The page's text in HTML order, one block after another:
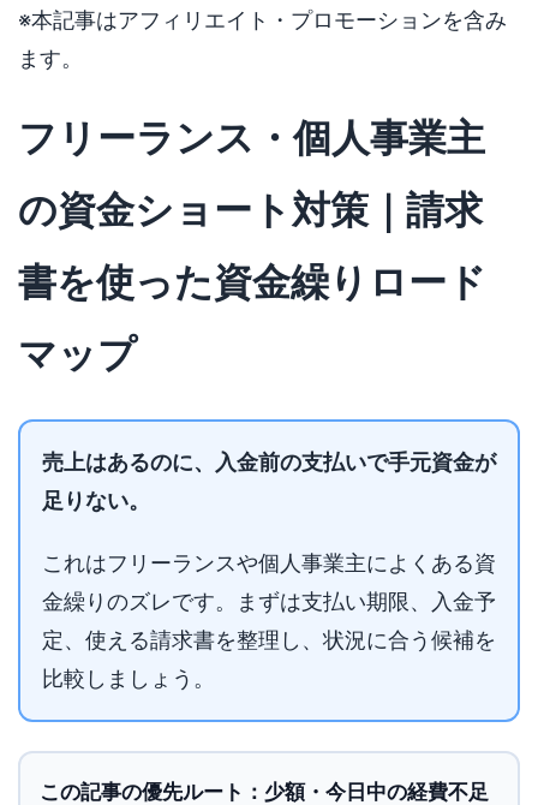
※本記事はアフィリエイト・プロモーションを含み
ます。
フリーランス・個人事業主
の資金ショート対策｜請求
書を使った資金繰りロード
マップ
売上はあるのに、入金前の支払いで手元資金が
足りない。
これはフリーランスや個人事業主によくある資
金繰りのズレです。まずは支払い期限、入金予
定、使える請求書を整理し、状況に合う候補を
比較しましょう。
この記事の優先ルート：少額・今日中の経費不足